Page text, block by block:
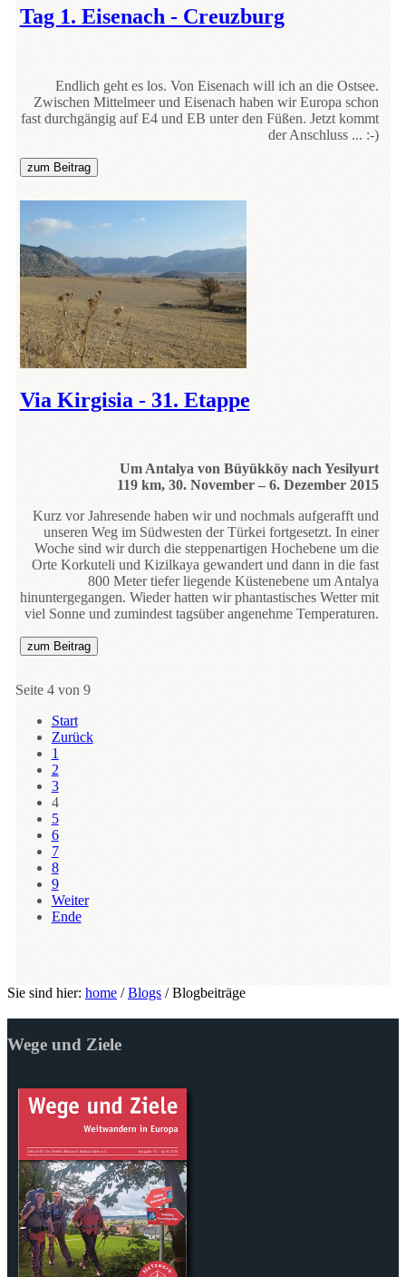
Tag 1. Eisenach - Creuzburg
Endlich geht es los. Von Eisenach will ich an die Ostsee.
Zwischen Mittelmeer und Eisenach haben wir Europa schon
fast durchgängig auf E4 und EB unter den Füßen. Jetzt kommt
der Anschluss ... :-)
zum Beitrag
Via Kirgisia - 31. Etappe
Um Antalya von Büyükköy nach Yesilyurt
119 km, 30. November – 6. Dezember 2015
Kurz vor Jahresende haben wir und nochmals aufgerafft und
unseren Weg im Südwesten der Türkei fortgesetzt. In einer
Woche sind wir durch die steppenartigen Hochebene um die
Orte Korkuteli und Kizilkaya gewandert und dann in die fast
800 Meter tiefer liegende Küstenebene um Antalya
hinuntergegangen. Wieder hatten wir phantastisches Wetter mit
viel Sonne und zumindest tagsüber angenehme Temperaturen.
zum Beitrag
Seite 4 von 9
Start
Zurück
1
2
3
4
5
6
7
8
9
Weiter
Ende
Sie sind hier: home /Blogs /Blogbeiträge
Wege und Ziele